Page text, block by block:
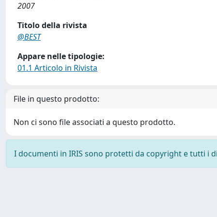
2007
Titolo della rivista
@BEST
Appare nelle tipologie:
01.1 Articolo in Rivista
File in questo prodotto:
Non ci sono file associati a questo prodotto.
I documenti in IRIS sono protetti da copyright e tutti i